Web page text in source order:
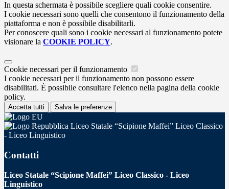
In questa schermata è possibile scegliere quali cookie consentire.
I cookie necessari sono quelli che consentono il funzionamento della
piattaforma e non è possibile disabilitarli.
Per conoscere quali sono i cookie necessari al funzionamento potete
visionare la COOKIE POLICY.
Cookie necessari per il funzionamento
I cookie necessari per il funzionamento non possono essere
disabilitati. È possibile consultare l'elenco nella pagina della cookie
policy.
Accetta tutti Salva le preferenze
Liceo Statale “Scipione Maffei” Liceo Classico
- Liceo Linguistico
Contatti
Liceo Statale “Scipione Maffei” Liceo Classico - Liceo
Linguistico